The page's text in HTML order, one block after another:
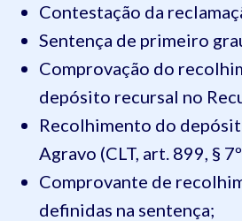
Contestação da
Sentença de primeiro
Comprovação do
depósito recursal no
Recolhimento do
Agravo (CLT, art. 899, §
Comprovante de
definidas na sentença;